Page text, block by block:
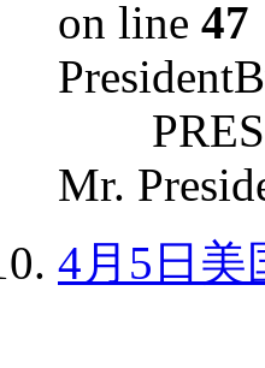
on line 47
Mr.
4月5日美